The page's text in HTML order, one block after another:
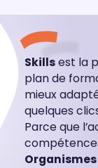
Skillsest la
plan de
mieux
quelques
Parce que